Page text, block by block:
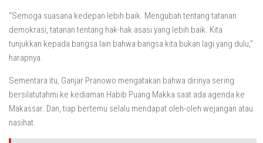
“Semoga suasana kedepan lebih baik. Mengubah tentang tatanan
demokrasi, tatanan tentang hak-hak asasi yang lebih baik. Kita
tunjukkan kepada bangsa lain bahwa bangsa kita bukan lagi yang dulu,”
harapnya.
Sementara itu, Ganjar Pranowo mengatakan bahwa dirinya sering
bersilatutahmi ke kediaman Habib Puang Makka saat ada agenda ke
Makassar. Dan, tiap bertemu selalu mendapat oleh-oleh wejangan atau
nasihat.